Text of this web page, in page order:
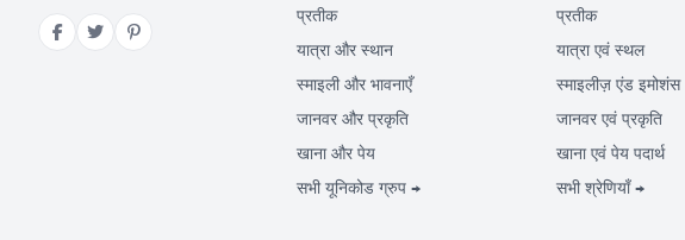
प्रतीक
यात्रा और स्थान
स्माइली और भावनाएँ
जानवर और प्रकृति
खाना और पेय
सभी यूनिकोड ग्रुप →
प्रतीक
यात्रा एवं स्थल
स्माइलीज़ एंड इमोशंस
जानवर एवं प्रकृति
खाना एवं पेय पदार्थ
सभी श्रेणियाँ →